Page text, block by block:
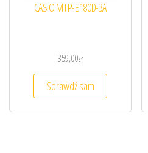
CASIO MTP-E180D-3A
359,00zł
Sprawdź sam